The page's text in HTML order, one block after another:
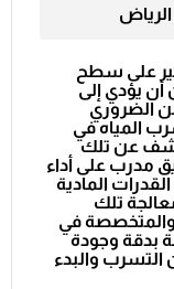
على سطح
أن يؤدي إلى
الضروري
المياه في
عن تلك
مدرب على أداء
المادية
تلك
والمتخصصة في
بدقة وجودة
والبدء